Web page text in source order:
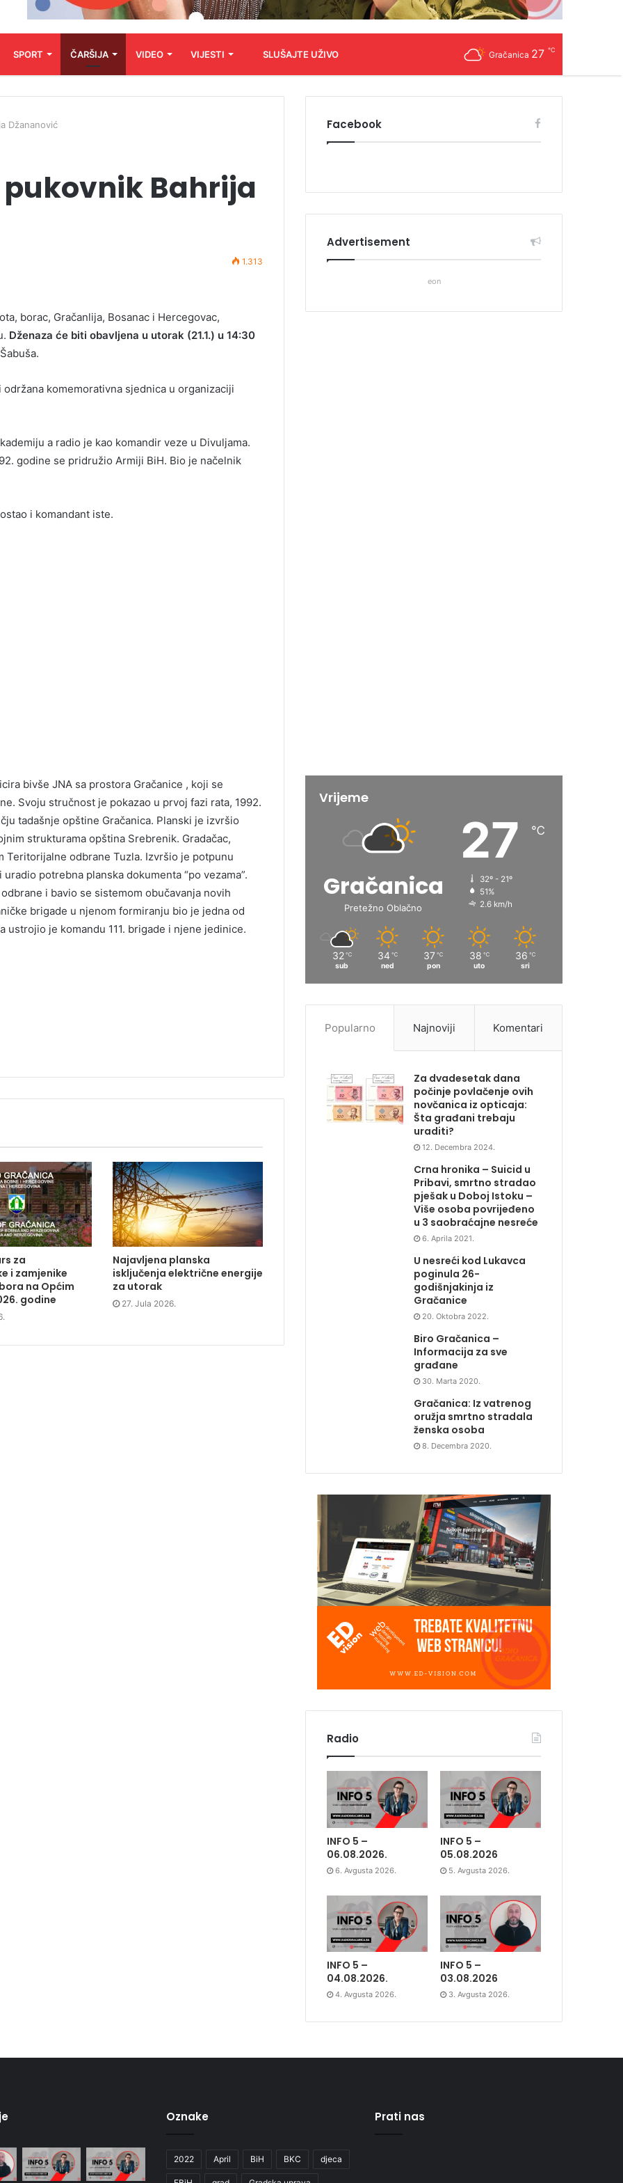
SPORT ČARŠIJA VIDEO VIJESTI SLUŠAJTE UŽIVO Gračanica 27 ℃
Džananović
Bahrija
1.313
borac, Gračanlija, Bosanac i Hercegovac,
Dženaza će biti obavljena u utorak (21.1.) u 14:30
komemorativna sjednica u organizaciji
a radio je kao komandir veze u Divuljama.
godine se pridružio Armiji BiH. Bio je načelnik
i komandant iste.
bivše JNA sa prostora Gračanice , koji se
Svoju stručnost je pokazao u prvoj fazi rata, 1992.
tadašnje opštine Gračanica. Planski je izvršio
strukturama opština Srebrenik. Gradačac,
Teritorijalne odbrane Tuzla. Izvršio je potpunu
potrebna planska dokumenta “po vezama”.
i bavio se sistemom obučavanja novih
brigade u njenom formiranju bio je jedna od
je komandu 111. brigade i njene jedinice.
za
i zamjenike
na Općim
godine
Najavljena planska
isključenja električne energije
za utorak
27. Jula 2026.
Facebook
Advertisement
eon
Vrijeme
Gračanica
Pretežno Oblačno
27 ℃
32º - 21º
51%
2.6 km/h
32 ℃
sub
34 ℃
ned
37 ℃
pon
38 ℃
uto
36 ℃
sri
Popularno Najnoviji Komentari
Za dvadesetak dana
počinje povlačenje ovih
novčanica iz opticaja:
Šta građani trebaju
uraditi?
12. Decembra 2024.
Crna hronika – Suicid u
Pribavi, smrtno stradao
pješak u Doboj Istoku –
Više osoba povrijeđeno
u 3 saobraćajne nesreće
6. Aprila 2021.
U nesreći kod Lukavca
poginula 26-
godišnjakinja iz
Gračanice
20. Oktobra 2022.
Biro Gračanica –
Informacija za sve
građane
30. Marta 2020.
Gračanica: Iz vatrenog
oružja smrtno stradala
ženska osoba
8. Decembra 2020.
Radio
INFO 5 –
06.08.2026.
6. Avgusta 2026.
INFO 5 –
05.08.2026
5. Avgusta 2026.
INFO 5 –
04.08.2026.
4. Avgusta 2026.
INFO 5 –
03.08.2026
3. Avgusta 2026.
Oznake
2022 April BiH BKC djeca
Prati nas